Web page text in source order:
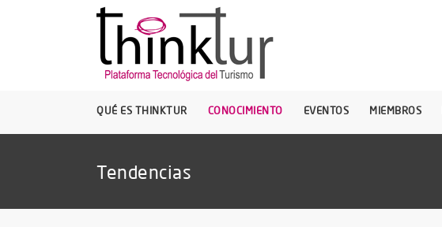
QUÉ ES THINKTUR CONOCIMIENTO EVENTOS MIEMBROS
Tendencias